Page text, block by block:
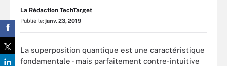
La Rédaction TechTarget
Publié le: janv. 23, 2019
La superposition quantique est une caractéristique
fondamentale - mais parfaitement contre-intuitive